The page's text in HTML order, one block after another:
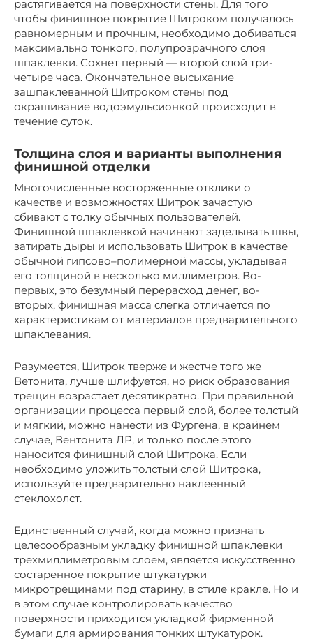
растягивается на поверхности стены. Для того
чтобы финишное покрытие Шитроком получалось
равномерным и прочным, необходимо добиваться
максимально тонкого, полупрозрачного слоя
шпаклевки. Сохнет первый — второй слой три-
четыре часа. Окончательное высыхание
зашпаклеванной Шитроком стены под
окрашивание водоэмульсионкой происходит в
течение суток.
Толщина слоя и варианты выполнения
финишной отделки
Многочисленные восторженные отклики о
качестве и возможностях Шитрок зачастую
сбивают с толку обычных пользователей.
Финишной шпаклевкой начинают заделывать швы,
затирать дыры и использовать Шитрок в качестве
обычной гипсово–полимерной массы, укладывая
его толщиной в несколько миллиметров. Во-
первых, это безумный перерасход денег, во-
вторых, финишная масса слегка отличается по
характеристикам от материалов предварительного
шпаклевания.
Разумеется, Шитрок тверже и жестче того же
Ветонита, лучше шлифуется, но риск образования
трещин возрастает десятикратно. При правильной
организации процесса первый слой, более толстый
и мягкий, можно нанести из Фургена, в крайнем
случае, Вентонита ЛР, и только после этого
наносится финишный слой Шитрока. Если
необходимо уложить толстый слой Шитрока,
используйте предварительно наклеенный
стеклохолст.
Единственный случай, когда можно признать
целесообразным укладку финишной шпаклевки
трехмиллиметровым слоем, является искусственно
состаренное покрытие штукатурки
микротрещинами под старину, в стиле кракле. Но и
в этом случае контролировать качество
поверхности приходится укладкой фирменной
бумаги для армирования тонких штукатурок.